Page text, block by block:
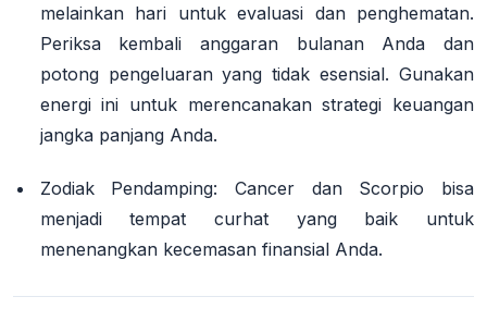
melainkan hari untuk evaluasi dan penghematan.
Periksa kembali anggaran bulanan Anda dan
potong pengeluaran yang tidak esensial. Gunakan
energi ini untuk merencanakan strategi keuangan
jangka panjang Anda.
Zodiak Pendamping: Cancer dan Scorpio bisa
menjadi tempat curhat yang baik untuk
menenangkan kecemasan finansial Anda.